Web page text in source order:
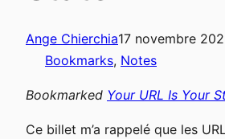
Ange Chierchia17 novembre
Bookmarks, Notes
Bookmarked Your URL Is Your
Ce billet m’a rappelé que les